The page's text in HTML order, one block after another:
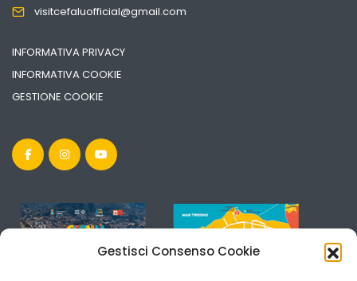
Gestisci Consenso Cookie
visitcefaluofficial@gmail.com
INFORMATIVA PRIVACY
INFORMATIVA COOKIE
GESTIONE COOKIE